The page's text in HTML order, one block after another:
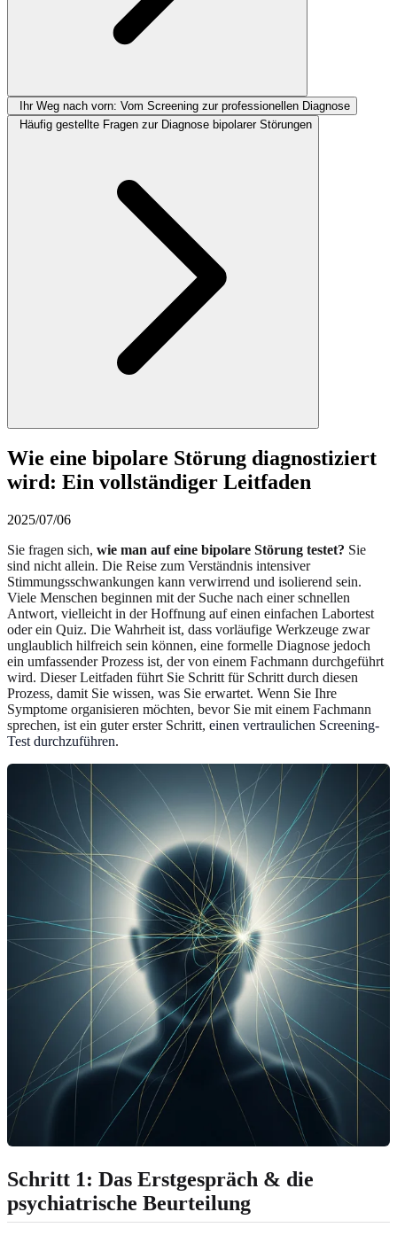
Ihr Weg nach vorn: Vom Screening zur professionellen Diagnose
Häufig gestellte Fragen zur Diagnose bipolarer Störungen
Wie eine bipolare Störung diagnostiziert
wird: Ein vollständiger Leitfaden
2025/07/06
Sie fragen sich, wie man auf eine bipolare Störung testet? Sie
sind nicht allein. Die Reise zum Verständnis intensiver
Stimmungsschwankungen kann verwirrend und isolierend sein.
Viele Menschen beginnen mit der Suche nach einer schnellen
Antwort, vielleicht in der Hoffnung auf einen einfachen Labortest
oder ein Quiz. Die Wahrheit ist, dass vorläufige Werkzeuge zwar
unglaublich hilfreich sein können, eine formelle Diagnose jedoch
ein umfassender Prozess ist, der von einem Fachmann durchgeführt
wird. Dieser Leitfaden führt Sie Schritt für Schritt durch diesen
Prozess, damit Sie wissen, was Sie erwartet. Wenn Sie Ihre
Symptome organisieren möchten, bevor Sie mit einem Fachmann
sprechen, ist ein guter erster Schritt, einen vertraulichen Screening-
Test durchzuführen.
Schritt 1: Das Erstgespräch & die
psychiatrische Beurteilung